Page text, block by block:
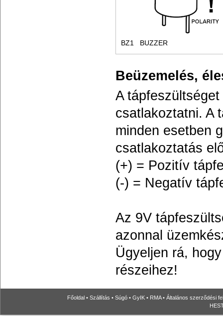
BZ1 BUZZER
Beüzemelés,
A
csatlakoztatni. A
minden esetben
csatlakoztatás
(+) = Pozitív
(-) = Negatív
Az 9V
azonnal
Ügyeljen rá,
részeihez!
Főoldal • Szállítás • Súgó • GyIK • RMA• Általános szerződési